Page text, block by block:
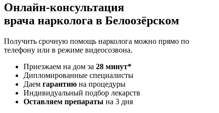
Онлайн-консультация
врача нарколога в Белоозёрском
Получить срочную помощь нарколога можно прямо по
телефону или в режиме видеосозвона.
Приезжаем на дом за 28 минут*
Дипломированные специалисты
Даем гарантию на процедуры
Индивидуальный подбор лекарств
Оставляем препараты на 3 дня